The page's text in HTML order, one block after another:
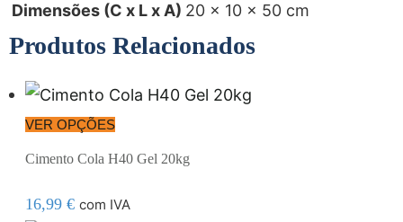
Dimensões (C x L x A) 20 × 10 × 50 cm
Produtos Relacionados
VER OPÇÕES
Cimento Cola H40 Gel 20kg
16,99 € com IVA